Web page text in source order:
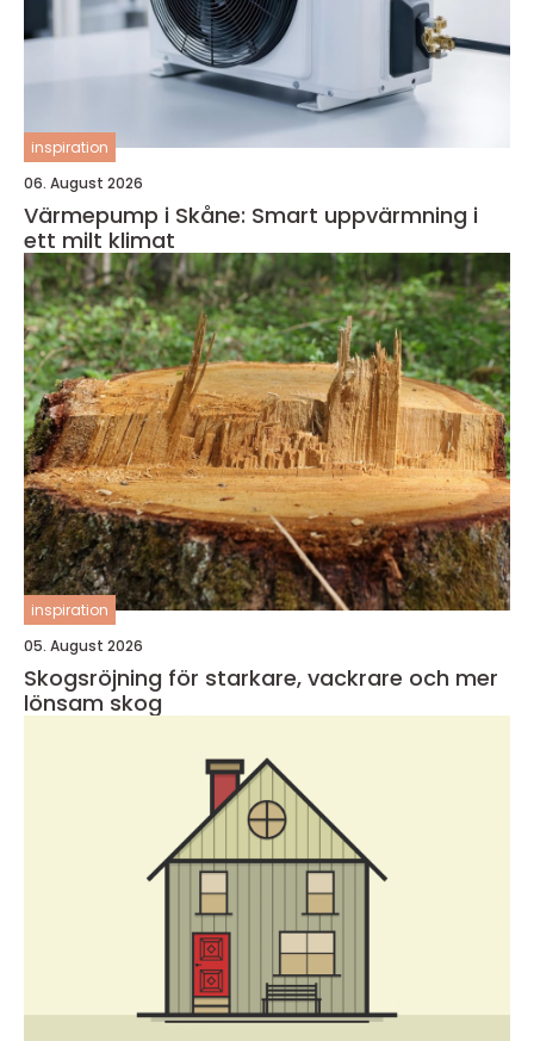
inspiration
06. August 2026
Värmepump i Skåne: Smart uppvärmning i
ett milt klimat
inspiration
05. August 2026
Skogsröjning för starkare, vackrare och mer
lönsam skog